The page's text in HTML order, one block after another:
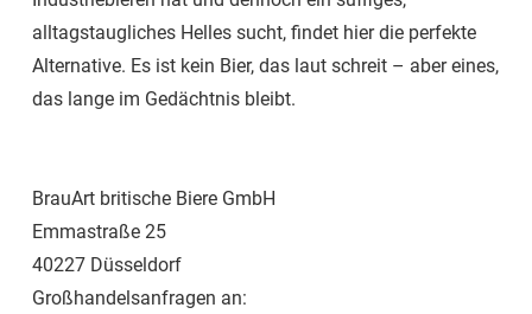
alltagstaugliches Helles sucht, findet hier die perfekte
Alternative. Es ist kein Bier, das laut schreit – aber eines,
das lange im Gedächtnis bleibt.
BrauArt britische Biere GmbH
Emmastraße 25
40227 Düsseldorf
Großhandelsanfragen an: